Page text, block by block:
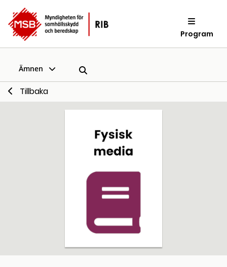
Program
Ämnen
Tillbaka